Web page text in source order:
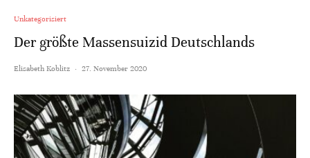
Unkategorisiert
Der größte Massensuizid Deutschlands
Elisabeth Koblitz · 27. November 2020